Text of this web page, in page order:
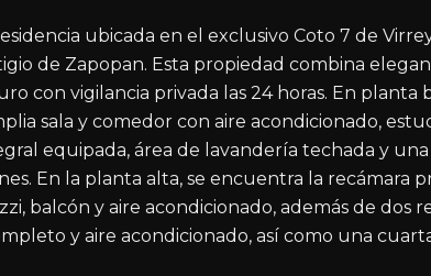
ubicada en el exclusivo Coto 7 de
de Zapopan. Esta propiedad combina
con vigilancia privada las 24 horas. En planta
sala y comedor con aire acondicionado,
equipada, área de lavandería techada y una
En la planta alta, se encuentra la recámara
balcón y aire acondicionado, además de dos
y aire acondicionado, así como una